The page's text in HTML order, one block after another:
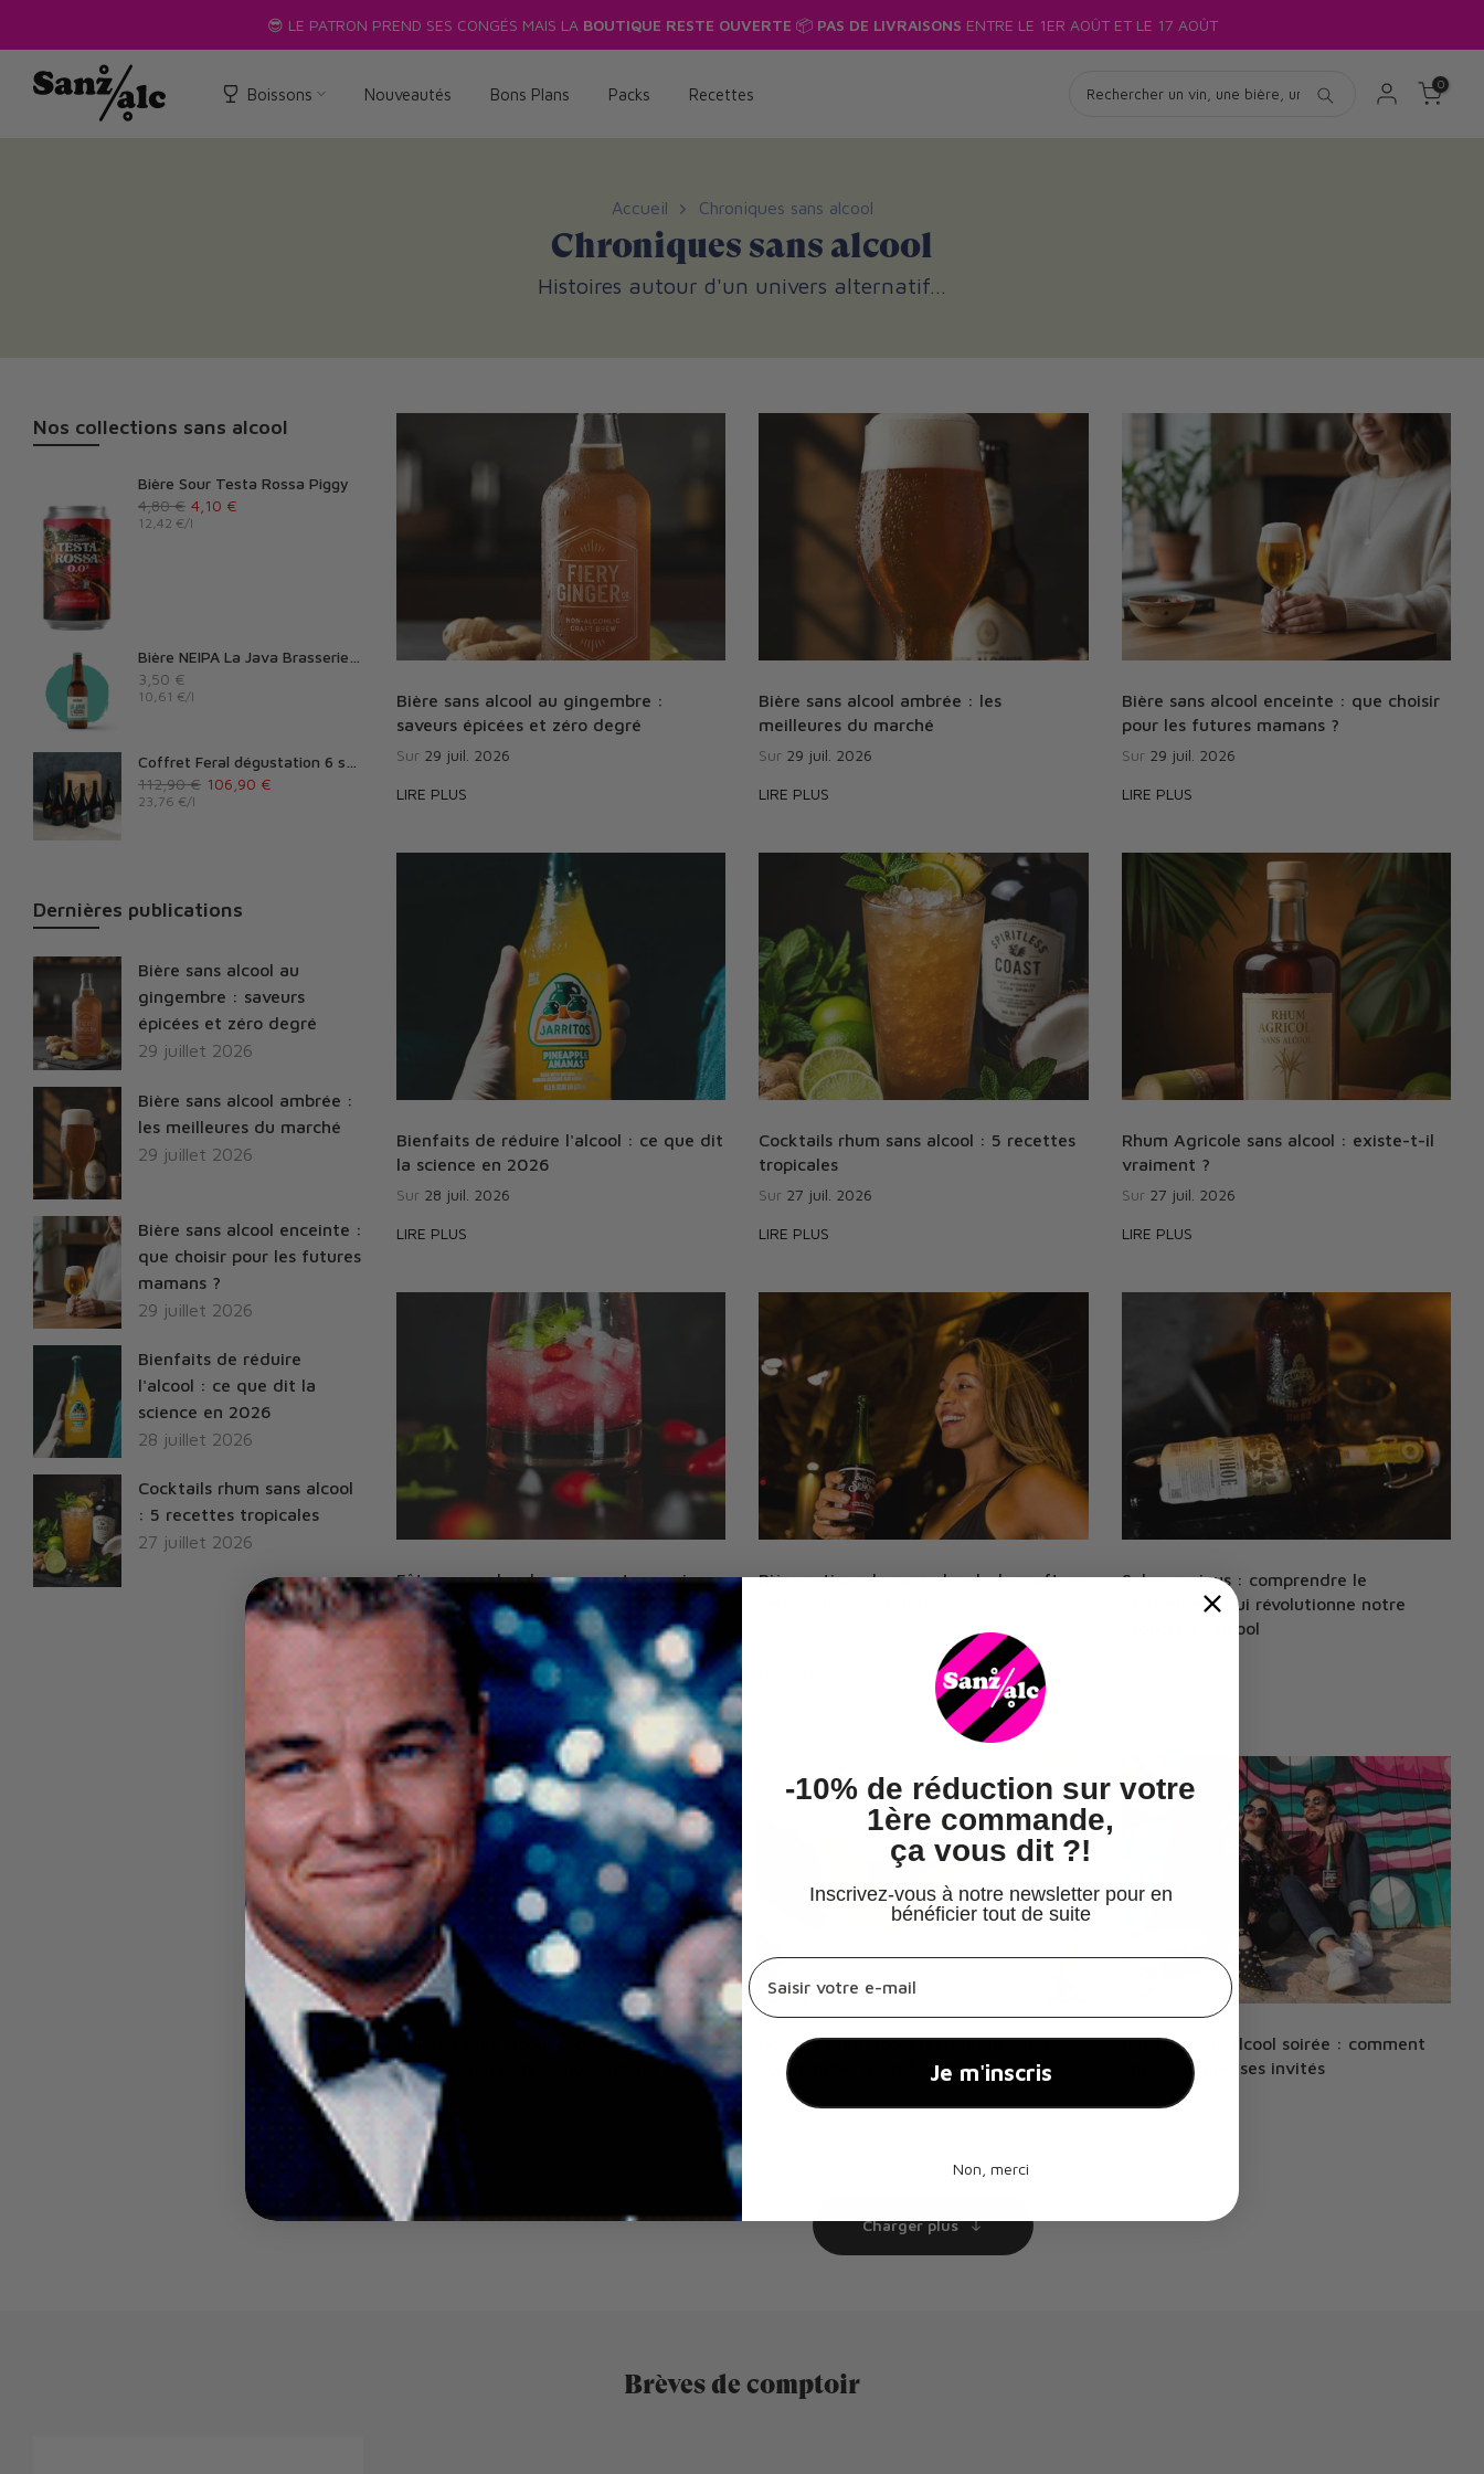
au
texte
😎 LE PATRON PREND SES CONGÉS MAIS LA BOUTIQUE RESTE OUVERTE 📦 PAS DE LIVRAISONS ENTRE LE 1ER AOÛT ET LE 17 AOÛT
Boissons Nouveautés Bons Plans Packs Recettes
0
Accueil Chroniques sans alcool
Chroniques sans alcool
Histoires autour d'un univers alternatif…
Bière sans alcool au gingembre :
saveurs épicées et zéro degré
Sur 29 juil. 2026
LIRE PLUS
Bière sans alcool ambrée : les
meilleures du marché
Sur 29 juil. 2026
LIRE PLUS
Bière sans alcool enceinte : que choisir
pour les futures mamans ?
Sur 29 juil. 2026
LIRE PLUS
Bienfaits de réduire l'alcool : ce que dit
la science en 2026
Sur 28 juil. 2026
LIRE PLUS
Cocktails rhum sans alcool : 5 recettes
tropicales
Sur 27 juil. 2026
LIRE PLUS
Rhum Agricole sans alcool : existe-t-il
vraiment ?
Sur 27 juil. 2026
LIRE PLUS
Fêtes sans alcool : comment organiser
une soirée mémorable pour tous
27 juil. 2026
LIRE PLUS
Bière artisanale sans alcool : le craft au
Sober curious : comprendre le
mouvement qui révolutionne notre
rapport à l'alcool
Boisson sans alcool cadeau : les
coffrets qui font toujours plaisir
Sur 26 juil. 2026
LIRE PLUS
Boisson sans alcool restaurant : que
commander quand on ne boit pas
25 juil. 2026
Boisson sans alcool soirée : comment
impressionner ses invités
25 juil. 2026
Charger plus
Nos collections sans alcool
Bière Sour Testa Rossa Piggy
4,80 € 4,10 €
12,42 €/l
3,50 €
10,61 €/l
112,90 € 106,90 €
23,76 €/l
Dernières publications
Bière sans alcool au
gingembre : saveurs
épicées et zéro degré
29 juillet 2026
Bière sans alcool ambrée :
les meilleures du marché
29 juillet 2026
Bière sans alcool enceinte :
que choisir pour les futures
mamans ?
29 juillet 2026
Bienfaits de réduire
l'alcool : ce que dit la
science en 2026
28 juillet 2026
Cocktails rhum sans alcool
: 5 recettes tropicales
27 juillet 2026
Brèves de comptoir
-10% de réduction sur votre
1ère commande,
ça vous dit ?!
Inscrivez-vous à notre newsletter pour en
bénéficier tout de suite
champs email hook
Je m'inscris
Non, merci